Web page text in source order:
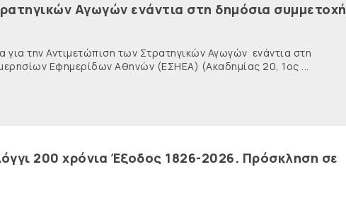
Αγωγών ενάντια στη δημόσια συμμετοχή
των Στρατηγικών Αγωγών ενάντια στη
Εφημερίδων Αθηνών (ΕΣΗΕΑ) (Ακαδημίας 20, 1ος ...
200 χρόνια Έξοδος 1826-2026. Πρόσκληση σε